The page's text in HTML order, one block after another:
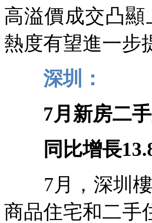
高溢價成交凸
熱度有望進一步
深圳：
7月新房二
同比增長
7月，深圳樓
商品住宅和二手